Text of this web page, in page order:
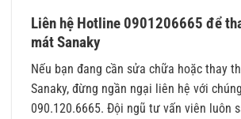
Liên hệ Hotline 0901206665 để
mát Sanaky
Nếu bạn đang cần sửa chữa hoặc thay
Sanaky, đừng ngần ngại liên hệ với
090.120.6665. Đội ngũ tư vấn viên luôn